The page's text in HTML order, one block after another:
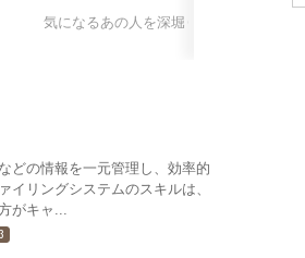
キッカケ #山中綾華 #社労士
#気になるあの人を深堀り
どの情報を一元管理し、効率的
リングシステムのスキルは、
がキャ...